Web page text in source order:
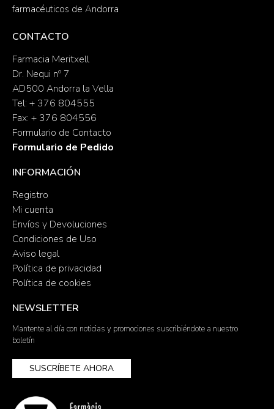
farmacéuticos de Andorra
CONTACTO
Farmacia Meritxell
Dr. Nequi nº 7
AD500 Andorra la Vella
Tel: + 376 804555
Fax: + 376 804556
Formulario de Contacto
Formulario de Pedido
INFORMACIÓN
Registro
Mi cuenta
Envíos y Devoluciones
Condiciones de Uso
Aviso legal
Política de privacidad
Política de cookies
NEWSLETTER
Mantente al día con noticias y promociones suscribiéndote a nuestro
boletín
SUSCRÍBETE AHORA